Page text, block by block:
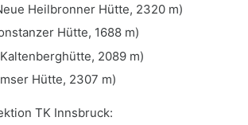
Heilbronner Hütte, 2320 m)
Hütte, 1688 m)
2089 m)
Hütte, 2307 m)
TK Innsbruck: